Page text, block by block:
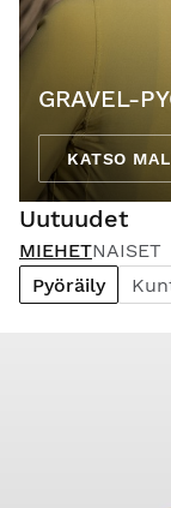
GRAVEL-
KATSO
Uutuudet
MIEHETNAISET
Pyöräily